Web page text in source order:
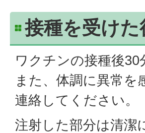
接種を受け
ワクチンの接種後
また、体調に異常を
連絡してください。
注射した部分は清潔